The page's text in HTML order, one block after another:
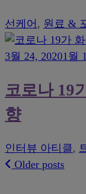
선케어 , 원료 &
3월 24, 20201월
코로나 19
향
인터뷰 아티클,
Posts
Older posts